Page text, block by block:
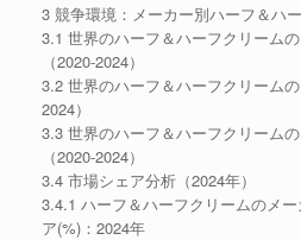
3 競争環境：メーカー別ハーフ＆ハ
3.1 世界のハーフ＆ハーフクリーム
（2020-2024）
3.2 世界のハーフ＆ハーフクリーム
2024）
3.3 世界のハーフ＆ハーフクリーム
（2020-2024）
3.4 市場シェア分析（2024年）
3.4.1 ハーフ＆ハーフクリームのメ
ア(%)：2024年